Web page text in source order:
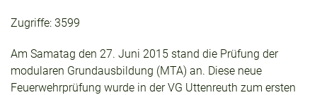
Zugriffe: 3599
Am Samatag den 27. Juni 2015 stand die Prüfung der
modularen Grundausbildung (MTA) an. Diese neue
Feuerwehrprüfung wurde in der VG Uttenreuth zum ersten